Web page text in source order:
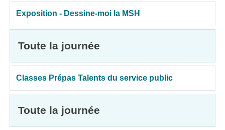
Exposition - Dessine-moi la MSH
Toute la journée
Classes Prépas Talents du service public
Toute la journée